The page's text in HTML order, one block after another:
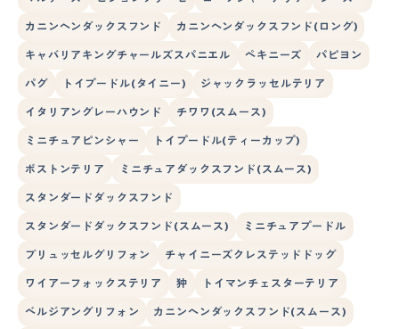
カニンヘンダックスフンド カニンヘンダックスフンド(ロング)
キャバリアキングチャールズスパニエル ペキニーズ パピヨン
パグ トイプードル(タイニー) ジャックラッセルテリア
イタリアングレーハウンド チワワ(スムース)
ミニチュアピンシャー トイプードル(ティーカップ)
ボストンテリア ミニチュアダックスフンド(スムース)
スタンダードダックスフンド
スタンダードダックスフンド(スムース) ミニチュアプードル
ブリュッセルグリフォン チャイニーズクレステッドドッグ
ワイアーフォックステリア 狆 トイマンチェスターテリア
ベルジアングリフォン カニンヘンダックスフンド(スムース)